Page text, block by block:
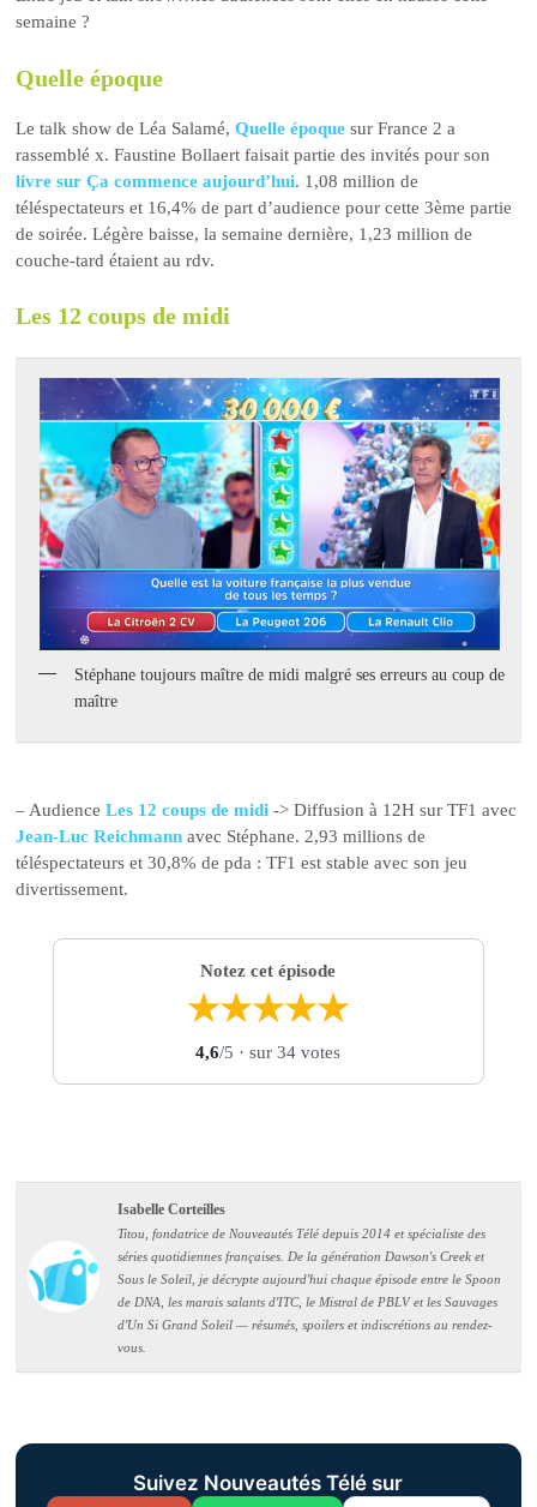
semaine ?
Quelle époque
Le talk show de Léa Salamé,Quelle époque sur France 2 a
rassemblé x. Faustine Bollaert faisait partie des invités pour son
livre sur Ça commence aujourd’hui. 1,08 million de
téléspectateurs et 16,4% de part d’audience pour cette 3ème partie
de soirée. Légère baisse, la semaine dernière, 1,23 million de
couche-tard étaient au rdv.
Les 12 coups de midi
Stéphane toujours maître de midi malgré ses erreurs au coup de
maître
– AudienceLes 12 coups de midi -> Diffusion à 12H sur TF1 avec
Jean-Luc Reichmann avec Stéphane. 2,93 millions de
téléspectateurs et 30,8% de pda : TF1 est stable avec son jeu
divertissement.
Notez cet épisode
★★★★★
4,6/5 · sur 34 votes
Isabelle Corteilles
Titou, fondatrice de Nouveautés Télé depuis 2014 et spécialiste des
séries quotidiennes françaises. De la génération Dawson's Creek et
Sous le Soleil, je décrypte aujourd'hui chaque épisode entre le Spoon
de DNA, les marais salants d'ITC, le Mistral de PBLV et les Sauvages
d'Un Si Grand Soleil — résumés, spoilers et indiscrétions au rendez-
vous.
Suivez Nouveautés Télé sur